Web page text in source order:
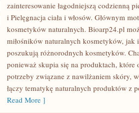
EKO-
MAKIJAŻ
zainteresowanie łagodniejszą codzienną
i Pielęgnacja ciała i włosów. Głównym
kosmetyków naturalnych. Bioarp24.pl
miłośników naturalnych kosmetyków,
poszukują różnorodnych kosmetyków.
ponieważ skupia się na produktach, które
potrzeby związane z nawilżaniem skóry,
łączy tematykę naturalnych produktów z
Read More ]